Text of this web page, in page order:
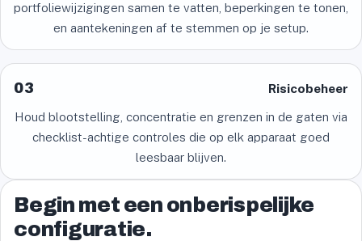
portfoliewijzigingen samen te vatten, beperkingen te tonen,
en aantekeningen af te stemmen op je setup.
03 Risicobeheer
Houd blootstelling, concentratie en grenzen in de gaten via
checklist-achtige controles die op elk apparaat goed
leesbaar blijven.
Begin met een onberispelijke
configuratie.